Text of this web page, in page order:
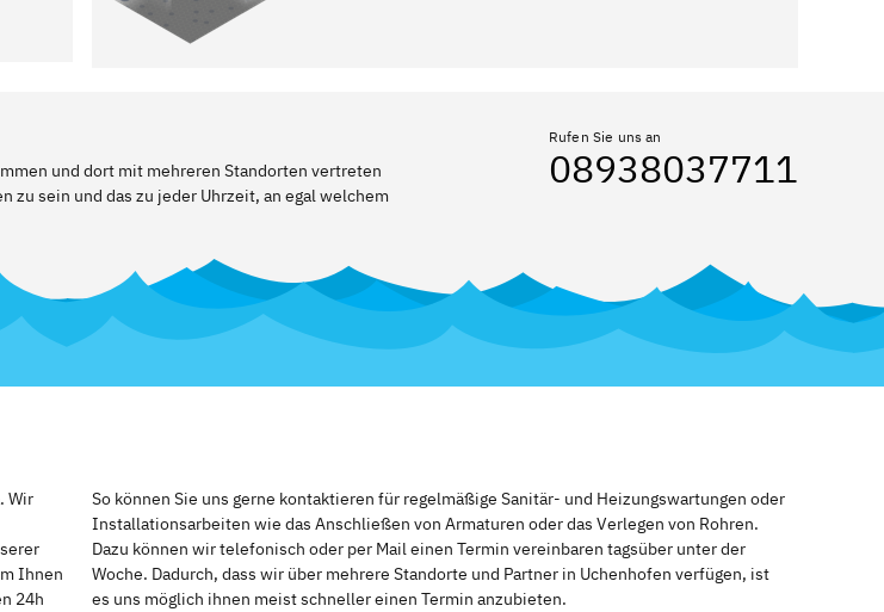
und dort mit mehreren Standorten vertreten
zu sein und das zu jeder Uhrzeit, an egal welchem
Rufen Sie uns an
08938037711
Wir
Ihnen
24h
So können Sie uns gerne kontaktieren für regelmäßige Sanitär- und Heizungswartungen oder
Installationsarbeiten wie das Anschließen von Armaturen oder das Verlegen von Rohren.
Dazu können wir telefonisch oder per Mail einen Termin vereinbaren tagsüber unter der
Woche. Dadurch, dass wir über mehrere Standorte und Partner in Uchenhofen verfügen, ist
es uns möglich ihnen meist schneller einen Termin anzubieten.